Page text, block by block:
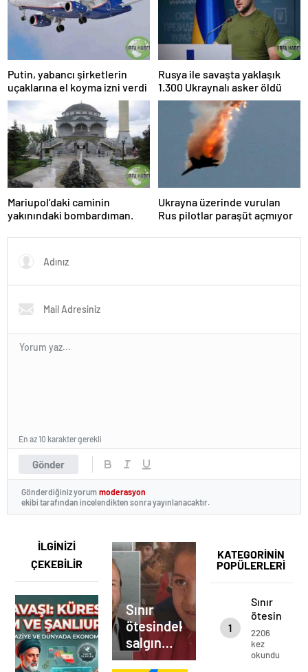
Putin, yabancı şirketlerin
uçaklarına el koyma izni verdi
Rusya ile savaşta yaklaşık
1.300 Ukraynalı asker öldü
Mariupol’daki caminin
yakınındaki bombardıman.
Ukrayna üzerinde vurulan
Rus pilotlar paraşüt açmıyor
Gönder
En az 10 karakter gerekli
Gönderdiğiniz yorum moderasyon
ekibi tarafından incelendikten sonra yayınlanacaktır.
KATEGORİNİN
POPÜLERLERİ
1
Sınır
ötesindeki
salgın
için
Urfa’dan
2206
kez
okundu
İLGİNİZİ
ÇEKEBİLİR
Sınır
ötesindeki
salgın
için